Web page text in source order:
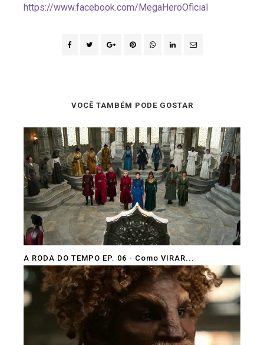
https://www.facebook.com/MegaHeroOficial
VOCÊ TAMBÉM PODE GOSTAR
A RODA DO TEMPO EP. 06 - Como VIRAR...